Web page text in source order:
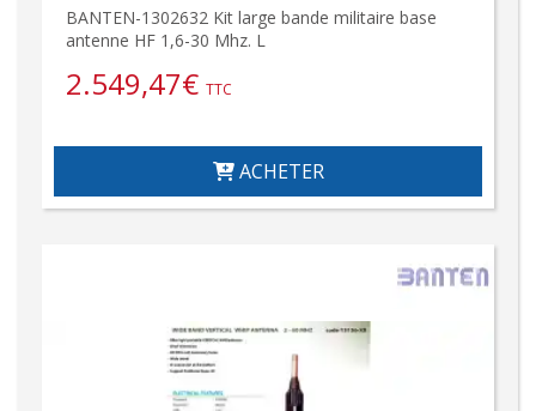
BANTEN-1302632 Kit large bande militaire base
antenne HF 1,6-30 Mhz. L
2.549,47€ TTC
ACHETER